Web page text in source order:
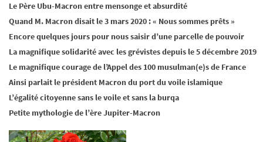
Le Père Ubu-Macron entre mensonge et absurdité
Quand M. Macron disait le 3 mars 2020 : « Nous sommes prêts »
Encore quelques jours pour nous saisir d’une parcelle de pouvoir
La magnifique solidarité avec les grévistes depuis le 5 décembre 2019
Le magnifique courage de l’Appel des 100 musulman(e)s de France
Ainsi parlait le président Macron du port du voile islamique
L’égalité citoyenne sans le voile et sans la burqa
Petite mythologie de l’ère Jupiter-Macron